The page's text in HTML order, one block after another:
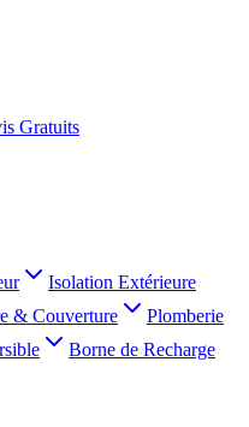
Gratuits
Isolation Extérieure
& Couverture
Plomberie
Borne de Recharge